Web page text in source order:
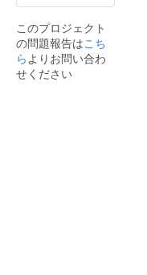
詳細：
駅近辺
（詳細
な住所
は後日
ご連絡
問は電
け付け
ますの
で、イ
ンスタ
グラム
このプロジェクト
の問題報告はこち
ら よりお問い合わ
せください